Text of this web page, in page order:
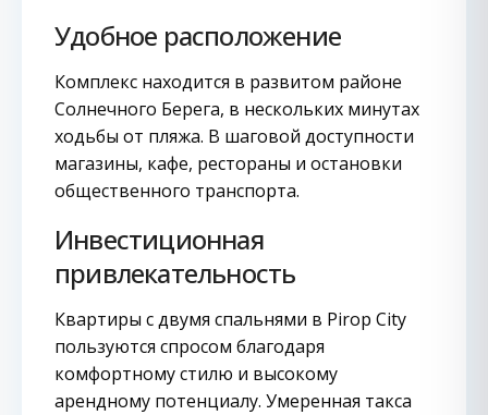
Удобное расположение
Комплекс находится в развитом районе
Солнечного Берега, в нескольких минутах
ходьбы от пляжа. В шаговой доступности
магазины, кафе, рестораны и остановки
общественного транспорта.
Инвестиционная
привлекательность
Квартиры с двумя спальнями в Pirop City
пользуются спросом благодаря
комфортному стилю и высокому
арендному потенциалу. Умеренная такса